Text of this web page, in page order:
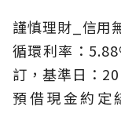
謹慎理財_信用
循環利率：
訂，基準日：
預借現金約定